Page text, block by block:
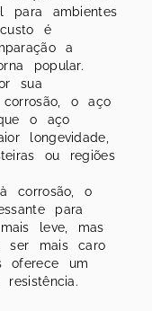
para ambientes
é
a
popular.
sua
o aço
o aço
longevidade,
ou regiões
corrosão, o
para
leve, mas
ser mais caro
oferece um